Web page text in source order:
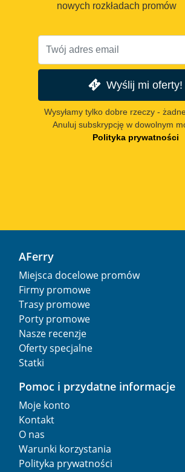
nowych rozkładach promów
Wyślij mi oferty!
Wysyłamy tylko dobre rzeczy -
Anuluj subskrypcję w dowolnym
Polityka prywatności
AFerry
Miejsca docelowe promów
Firmy promowe
Trasy promowe
Porty promowe
Nasze recenzje
Oferty specjalne
Statki
Pomoc i przydatne informacje
Moje konto
Kontakt
O nas
Warunki korzystania
Polityka prywatności